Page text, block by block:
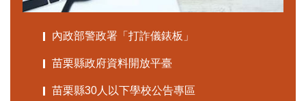
內政部警政署「打詐儀錶板」
苗栗縣政府資料開放平臺
苗栗縣30人以下學校公告專區